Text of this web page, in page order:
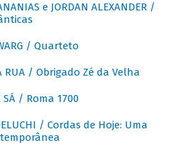
e JORDAN ALEXANDER /
/ Quarteto
RUA / Obrigado Zé da Velha
SÁ / Roma 1700
/ Cordas de Hoje: Uma